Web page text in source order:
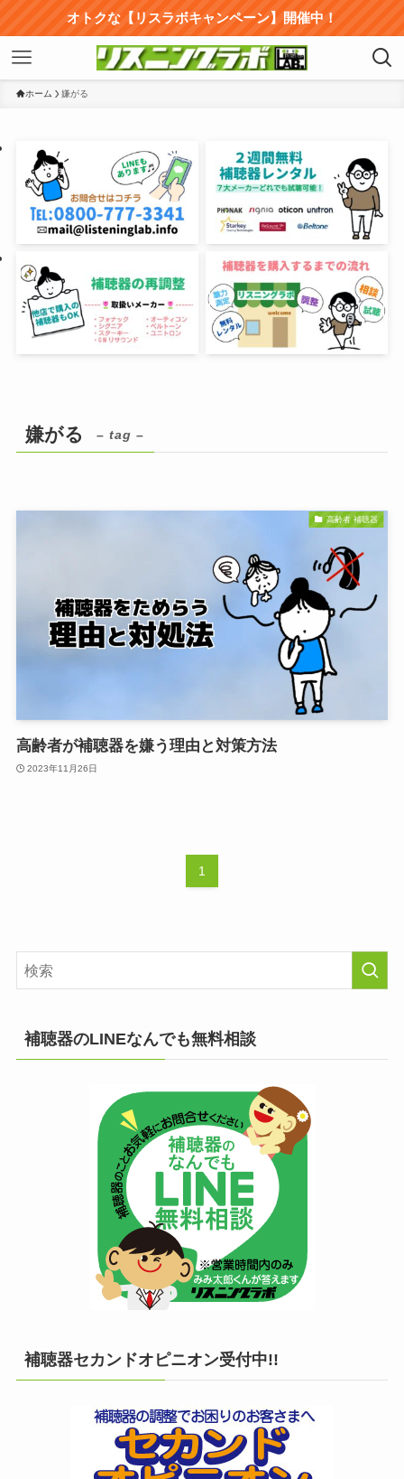
オトクな【リスラボキャンペーン】開催中！
ホーム 嫌がる
嫌がる – tag –
高齢者 補聴器
高齢者が補聴器を嫌う理由と対策方法
2023年11月26日
1
補聴器のLINEなんでも無料相談
補聴器セカンドオピニオン受付中!!